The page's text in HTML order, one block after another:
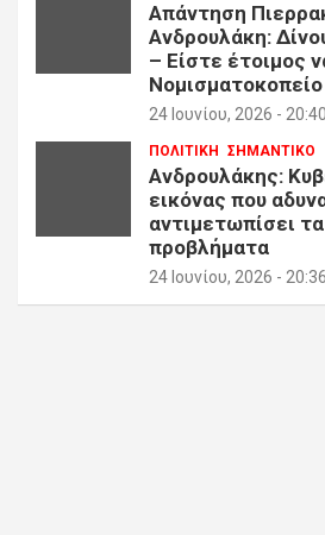
Απάντηση
Ανδρουλάκη:
– Είστε έτοιμος
Νομισματοκοπείο
24 Ιουνίου, 2026 - 20:40
ΠΟΛΙΤΙΚΗ ΣΗΜΑΝΤΙΚΟ
Ανδρουλάκης:
εικόνας που
αντιμετωπίσει
προβλήματα
24 Ιουνίου, 2026 - 20:36